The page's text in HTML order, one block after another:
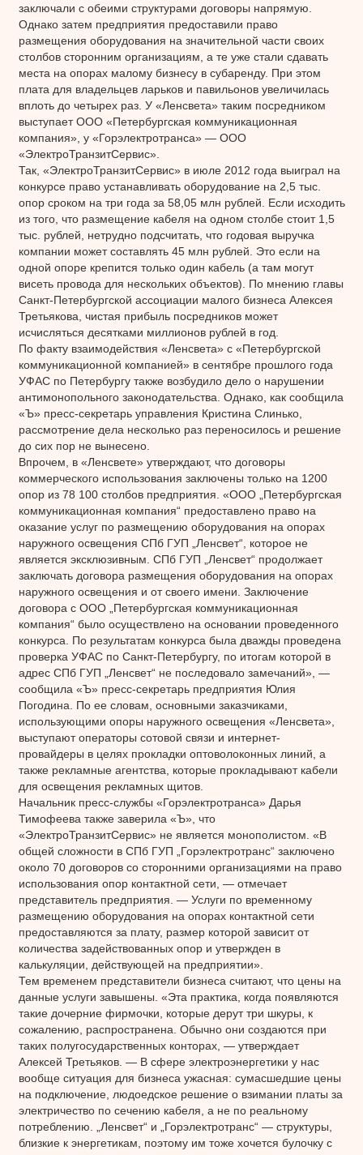
заключали с обеими структурами договоры напрямую.
Однако затем предприятия предоставили право
размещения оборудования на значительной части своих
столбов сторонним организациям, а те уже стали сдавать
места на опорах малому бизнесу в субаренду. При этом
плата для владельцев ларьков и павильонов увеличилась
вплоть до четырех раз. У «Ленсвета» таким посредником
выступает ООО «Петербургская коммуникационная
компания», у «Горэлектротранса» — ООО
«ЭлектроТранзитСервис».
Так, «ЭлектроТранзитСервис» в июле 2012 года выиграл на
конкурсе право устанавливать оборудование на 2,5 тыс.
опор сроком на три года за 58,05 млн рублей. Если исходить
из того, что размещение кабеля на одном столбе стоит 1,5
тыс. рублей, нетрудно подсчитать, что годовая выручка
компании может составлять 45 млн рублей. Это если на
одной опоре крепится только один кабель (а там могут
висеть провода для нескольких объектов). По мнению главы
Санкт-Петербургской ассоциации малого бизнеса Алексея
Третьякова, чистая прибыль посредников может
исчисляться десятками миллионов рублей в год.
По факту взаимодействия «Ленсвета» с «Петербургской
коммуникационной компанией» в сентябре прошлого года
УФАС по Петербургу также возбудило дело о нарушении
антимонопольного законодательства. Однако, как сообщила
«Ъ» пресс-секретарь управления Кристина Слинько,
рассмотрение дела несколько раз переносилось и решение
до сих пор не вынесено.
Впрочем, в «Ленсвете» утверждают, что договоры
коммерческого использования заключены только на 1200
опор из 78 100 столбов предприятия. «ООО „Петербургская
коммуникационная компания“ предоставлено право на
оказание услуг по размещению оборудования на опорах
наружного освещения СПб ГУП „Ленсвет“, которое не
является эксклюзивным. СПб ГУП „Ленсвет“ продолжает
заключать договора размещения оборудования на опорах
наружного освещения и от своего имени. Заключение
договора с ООО „Петербургская коммуникационная
компания“ было осуществлено на основании проведенного
конкурса. По результатам конкурса была дважды проведена
проверка УФАС по Санкт-Петербургу, по итогам которой в
адрес СПб ГУП „Ленсвет“ не последовало замечаний», —
сообщила «Ъ» пресс-секретарь предприятия Юлия
Погодина. По ее словам, основными заказчиками,
использующими опоры наружного освещения «Ленсвета»,
выступают операторы сотовой связи и интернет-
провайдеры в целях прокладки оптоволоконных линий, а
также рекламные агентства, которые прокладывают кабели
для освещения рекламных щитов.
Начальник пресс-службы «Горэлектротранса» Дарья
Тимофеева также заверила «Ъ», что
«ЭлектроТранзитСервис» не является монополистом. «В
общей сложности в СПб ГУП „Горэлектротранс“ заключено
около 70 договоров со сторонними организациями на право
использования опор контактной сети, — отмечает
представитель предприятия. — Услуги по временному
размещению оборудования на опорах контактной сети
предоставляются за плату, размер которой зависит от
количества задействованных опор и утвержден в
калькуляции, действующей на предприятии».
Тем временем представители бизнеса считают, что цены на
данные услуги завышены. «Эта практика, когда появляются
такие дочерние фирмочки, которые дерут три шкуры, к
сожалению, распространена. Обычно они создаются при
таких полугосударственных конторах, — утверждает
Алексей Третьяков. — В сфере электроэнергетики у нас
вообще ситуация для бизнеса ужасная: сумасшедшие цены
на подключение, людоедское решение о взимании платы за
электричество по сечению кабеля, а не по реальному
потреблению. „Ленсвет“ и „Горэлектротранс“ — структуры,
близкие к энергетикам, поэтому им тоже хочется булочку с